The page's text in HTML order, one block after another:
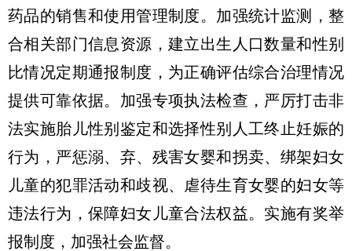
药品的销售和使用管理制度。加强统计监测，整
合相关部门信息资源，建立出生人口数量和性别
比情况定期通报制度，为正确评估综合治理情况
提供可靠依据。加强专项执法检查，严厉打击非
法实施胎儿性别鉴定和选择性别人工终止妊娠的
行为，严惩溺、弃、残害女婴和拐卖、绑架妇女
儿童的犯罪活动和歧视、虐待生育女婴的妇女等
违法行为，保障妇女儿童合法权益。实施有奖举
报制度，加强社会监督。